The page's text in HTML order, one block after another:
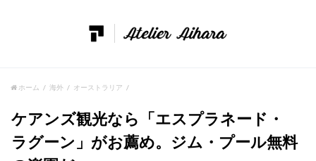
ホーム 海外 オーストラリア
ケアンズ観光なら「エスプラネード・
ラグーン」がお薦め。ジム・プール無料